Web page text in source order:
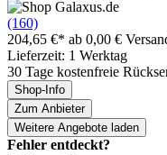
(160)
204,65 €* ab 0,00 €
Lieferzeit: 1 Werktag
30 Tage kostenfreie
Shop-Info
Zum Anbieter
Weitere Angebote laden
Fehler entdeckt?